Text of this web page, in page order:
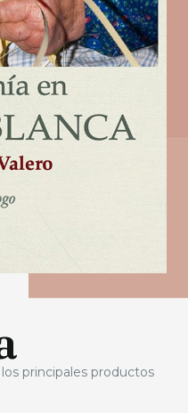
principales productos